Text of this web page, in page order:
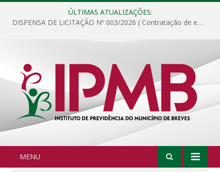
ÚLTIMAS ATUALIZAÇÕES:
DISPENSA DE LICITAÇÃO Nº 003/2026 ( Contratação de empresa para fornecimento de gêneros alimentícios não perecíveis, materiais de expediente, descartáveis, copa e cozinha, para análise e posterior publicação.)
MENU